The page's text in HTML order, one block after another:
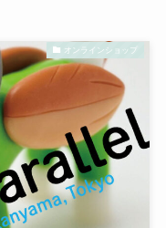
オンラインショップ